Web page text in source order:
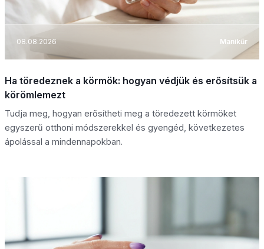
08.08.2026 Manikűr
Ha töredeznek a körmök: hogyan védjük és erősítsük a
körömlemezt
Tudja meg, hogyan erősítheti meg a töredezett körmöket
egyszerű otthoni módszerekkel és gyengéd, következetes
ápolással a mindennapokban.